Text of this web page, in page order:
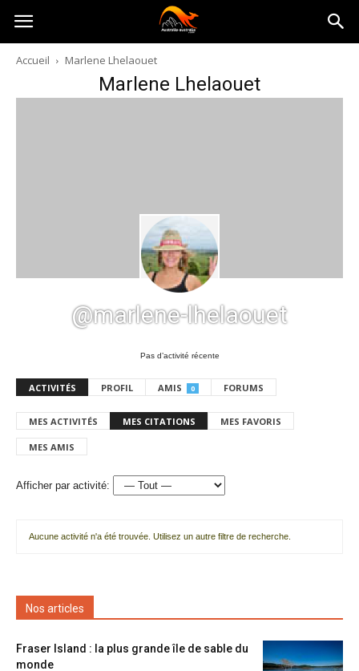
Australia-
australie.com
Accueil Marlene Lhelaouet
Marlene Lhelaouet
@marlene-lhelaouet
Pas d’activité récente
ACTIVITÉS PROFIL AMIS 0 FORUMS
MES ACTIVITÉS MES CITATIONS MES FAVORIS
MES AMIS
Afficher par activité:
Aucune activité n'a été trouvée. Utilisez un autre filtre de recherche.
Nos articles
Fraser Island : la plus grande île de sable du
monde